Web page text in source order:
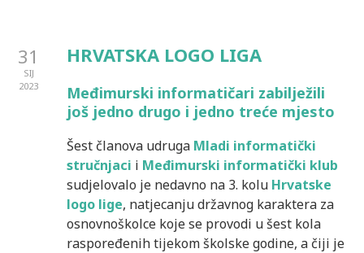
31
SIJ
2023
HRVATSKA LOGO LIGA
Međimurski informatičari zabilježili
još jedno drugo i jedno treće mjesto
Šest članova udruga Mladi informatički
stručnjaci i Međimurski informatički klub
sudjelovalo je nedavno na 3. kolu Hrvatske
logo lige, natjecanju državnog karaktera za
osnovnoškolce koje se provodi u šest kola
raspoređenih tijekom školske godine, a čiji je